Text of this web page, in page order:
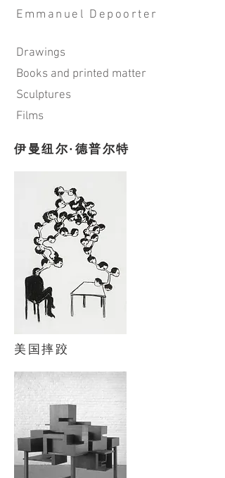
Emmanuel Depoorter
Drawings
Books and printed matter
Sculptures
Film​s
伊曼纽尔·德普尔特
美国摔跤